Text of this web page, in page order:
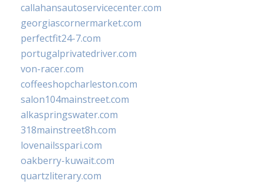
callahansautoservicecenter.com
georgiascornermarket.com
perfectfit24-7.com
portugalprivatedriver.com
von-racer.com
coffeeshopcharleston.com
salon104mainstreet.com
alkaspringswater.com
318mainstreet8h.com
lovenailsspari.com
oakberry-kuwait.com
quartzliterary.com